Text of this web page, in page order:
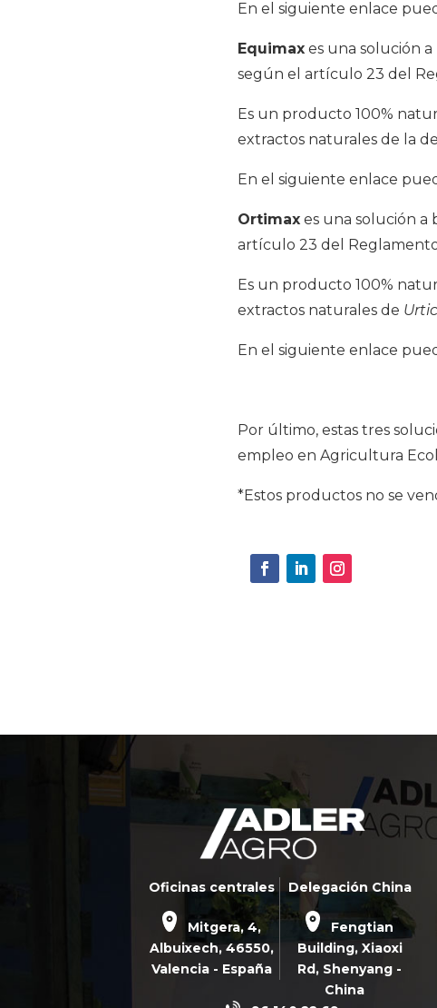
En el siguiente enlace
Equimax es una solución
según el artículo 23 del
Es un producto 100%
extractos naturales de la
En el siguiente enlace
Ortimax es una solución a
artículo 23 del Reglamento
Es un producto 100%
extractos naturales de
En el siguiente enlace
Por último, estas tres
empleo en Agricultura
*Estos productos no se
Oficinas centrales
Mitgera, 4,
Albuixech,46550,
Valencia - España
Delegación China
Fengtian
Building, Xiaoxi
Rd, Shenyang -
China